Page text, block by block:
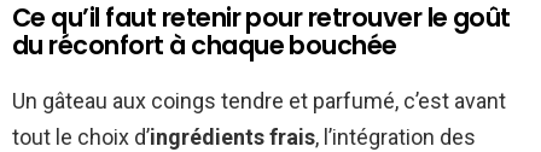
Ce qu’il faut retenir pour retrouver le goût
du réconfort à chaque bouchée
Un gâteau aux coings tendre et parfumé, c’est avant
tout le choix d’ingrédients frais, l’intégration des